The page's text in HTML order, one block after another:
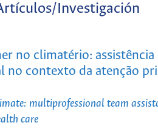
Investigación
no climatério: assistência
no contexto da atenção
multiprofessional team
care